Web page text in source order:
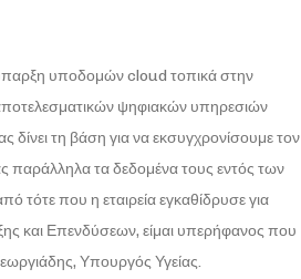
υποδομών cloud τοπικά στην
ψηφιακών υπηρεσιών
τη βάση για να εκσυγχρονίσουμε τον
παράλληλα τα δεδομένα τους εντός των
που η εταιρεία εγκαθίδρυσε για
και Επενδύσεων, είμαι υπερήφανος που
Υπουργός Υγείας.